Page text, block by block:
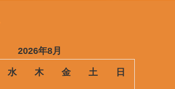
2026年8月
水 木 金 土 日